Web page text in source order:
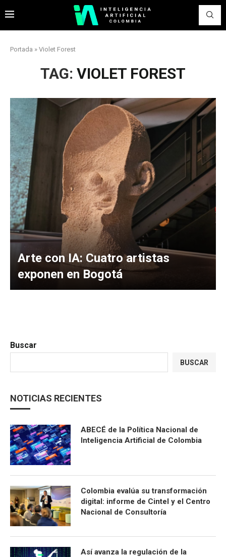
Portada » Violet Forest
TAG: VIOLET FOREST
Arte con IA: Cuatro artistas
exponen en Bogotá
Buscar
BUSCAR
NOTICIAS RECIENTES
ABECÉ de la Política Nacional de
Inteligencia Artificial de Colombia
Colombia evalúa su transformación
digital: informe de Cintel y el Centro
Nacional de Consultoría
Así avanza la regulación de la